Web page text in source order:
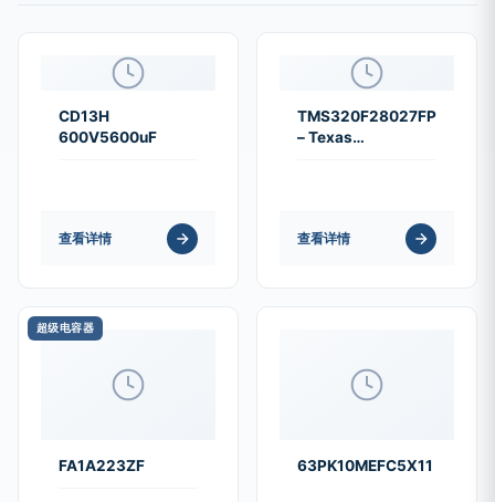
CD13H
600V5600uF
查看详情
TMS320F28027FPTT
– Texas
查看详情
超级电容器
FA1A223ZF 63PK10MEFC5X11